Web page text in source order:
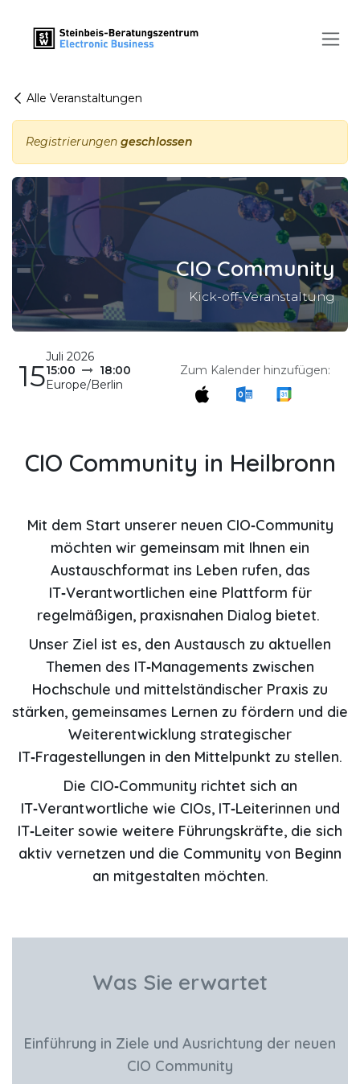
Alle Veranstaltungen
Registrierungen geschlossen
CIO Community
Kick-off-Veranstaltung
15
Juli 2026
15:00
18:00
Europe/Berlin
Zum Kalender hinzufügen:
CIO Community in Heilbronn
Mit dem Start unserer neuen CIO‑Community
möchten wir gemeinsam mit Ihnen ein
Austauschformat ins Leben rufen, das
IT‑Verantwortlichen eine Plattform für
regelmäßigen, praxisnahen Dialog bietet.
Unser Ziel ist es, den Austausch zu aktuellen
Themen des IT‑Managements zwischen
Hochschule und mittelständischer Praxis zu
stärken, gemeinsames Lernen zu fördern und die
Weiterentwicklung strategischer
IT‑Fragestellungen in den Mittelpunkt zu stellen.
Die CIO‑Community richtet sich an
IT‑Verantwortliche wie CIOs, IT‑Leiterinnen und
IT‑Leiter sowie weitere Führungskräfte, die sich
aktiv vernetzen und die Community von Beginn
an mitgestalten möchten.
Was Sie erwartet
Einführung in Ziele und Ausrichtung der neuen
CIO Community